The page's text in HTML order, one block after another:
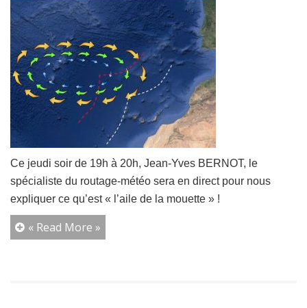
Ce jeudi soir de 19h à 20h, Jean-Yves BERNOT, le
spécialiste du routage-météo sera en direct pour nous
expliquer ce qu’est « l’aile de la mouette » !
« Read More »